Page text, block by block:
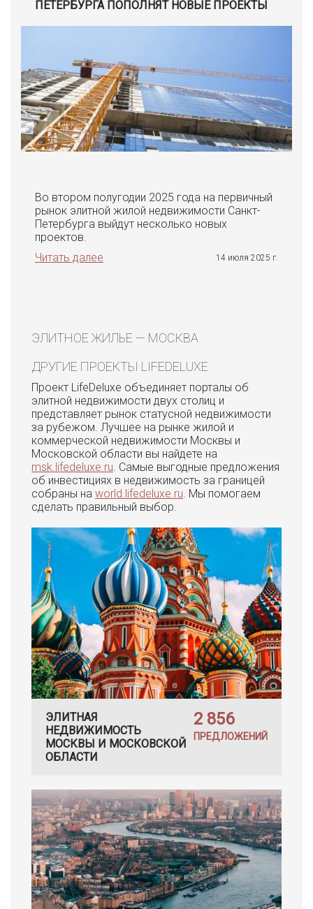
ПЕТЕРБУРГА ПОПОЛНЯТ НОВЫЕ ПРОЕКТЫ
Во втором полугодии 2025 года на первичный
рынок элитной жилой недвижимости Санкт-
Петербурга выйдут несколько новых
проектов.
Читать далее
14 июля 2025 г.
ЭЛИТНОЕ ЖИЛЬЕ — МОСКВА
ДРУГИЕ ПРОЕКТЫ LIFEDELUXE
Проект LifeDeluxe объединяет порталы об
элитной недвижимости двух столиц и
представляет рынок статусной недвижимости
за рубежом. Лучшее на рынке жилой и
коммерческой недвижимости Москвы и
Московской области вы найдете на
msk.lifedeluxe.ru . Самые выгодные предложения
об инвестициях в недвижимость за границей
собраны на world.lifedeluxe.ru . Мы помогаем
сделать правильный выбор.
ЭЛИТНАЯ
НЕДВИЖИМОСТЬ
МОСКВЫ И МОСКОВСКОЙ
ОБЛАСТИ
2 856
ПРЕДЛОЖЕНИЙ